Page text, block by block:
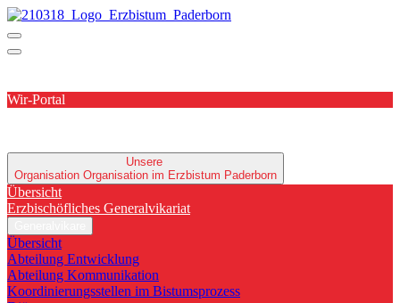
Wir-Portal
Unsere
Organisation Organisation im Erzbistum Paderborn
Übersicht
Erzbischöfliches Generalvikariat
Übersicht
Abteilung Entwicklung
Abteilung Kommunikation
Koordinierungsstellen im Bistumsprozess